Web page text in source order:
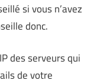
si vous n’avez
donc.
des serveurs qui
de votre